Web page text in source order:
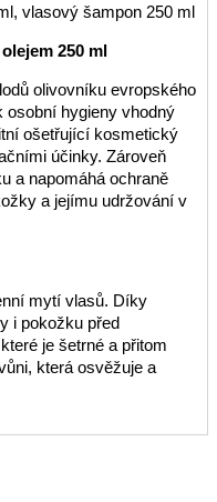
vlasový šampon 250 ml
250 ml
olivovníku evropského
osobní hygieny vhodný
ošetřující kosmetický
účinky. Zároveň
a napomáhá ochraně
a jejímu udržování v
mytí vlasů. Díky
i pokožku před
je šetrné a přitom
která osvěžuje a